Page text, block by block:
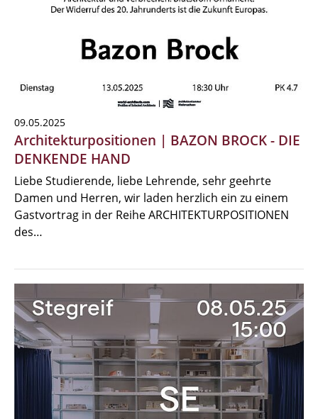
09.05.2025
Architekturpositionen | BAZON BROCK - DIE
DENKENDE HAND
Liebe Studierende, liebe Lehrende, sehr geehrte
Damen und Herren, wir laden herzlich ein zu einem
Gastvortrag in der Reihe ARCHITEKTURPOSITIONEN
des…